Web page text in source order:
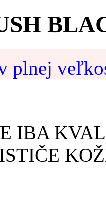
plnej
IBA